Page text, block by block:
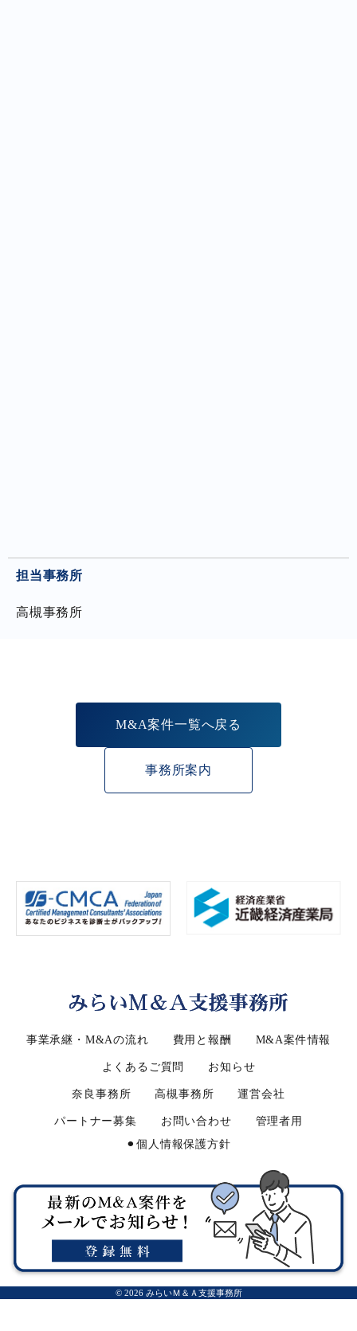
担当事務所
高槻事務所
M&A案件一覧へ戻る
事務所案内
事業承継・M&Aの流れ 費用と報酬 M&A案件情報
よくあるご質問 お知らせ
奈良事務所 高槻事務所 運営会社
パートナー募集 お問い合わせ
管理者用
⚫︎個人情報保護方針
© 2026 みらいＭ＆Ａ支援事務所